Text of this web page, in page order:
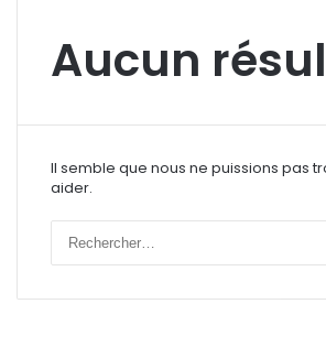
Aucun
Il semble que nous ne puissions pas
aider.